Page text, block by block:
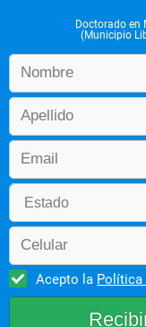
Doctorado en
(Municipio
Acepto la Política